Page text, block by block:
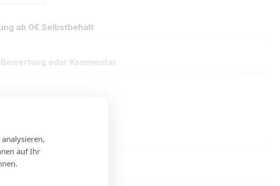
ab 0€ Selbstbehalt
oder Kommentar
auf Ihr